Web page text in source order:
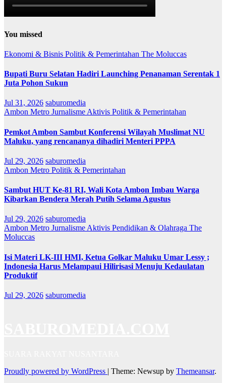
You missed
Ekonomi & Bisnis Politik & Pemerintahan The Moluccas
Bupati Buru Selatan Hadiri Launching Penanaman Serentak 1
Juta Pohon Sukun
Jul 31, 2026 saburomedia
Ambon Metro Jurnalisme Aktivis Politik & Pemerintahan
Pemkot Ambon Sambut Konferensi Wilayah Muslimat NU
Maluku, yang rencananya dihadiri Menteri PPPA
Jul 29, 2026 saburomedia
Ambon Metro Politik & Pemerintahan
Sambut HUT Ke-81 RI, Wali Kota Ambon Imbau Warga
Kibarkan Bendera Merah Putih Selama Agustus
Jul 29, 2026 saburomedia
Ambon Metro Jurnalisme Aktivis Pendidikan & Olahraga The
Moluccas
Isi Materi LK-III HMI, Ketua Golkar Maluku Umar Lessy ;
Indonesia Harus Melampaui Hilirisasi Menuju Kedaulatan
Produktif
Jul 29, 2026 saburomedia
Proudly powered by WordPress | Theme: Newsup by Themeansar.